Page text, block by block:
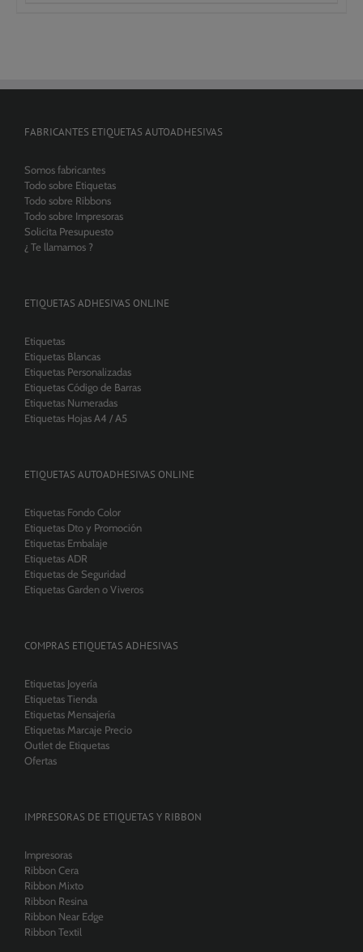
FABRICANTES ETIQUETAS AUTOADHESIVAS
Somos fabricantes
Todo sobre Etiquetas
Todo sobre Ribbons
Todo sobre Impresoras
Solicita Presupuesto
¿ Te llamamos ?
ETIQUETAS ADHESIVAS ONLINE
Etiquetas
Etiquetas Blancas
Etiquetas Personalizadas
Etiquetas Código de Barras
Etiquetas Numeradas
Etiquetas Hojas A4 / A5
ETIQUETAS AUTOADHESIVAS ONLINE
Etiquetas Fondo Color
Etiquetas Dto y Promoción
Etiquetas Embalaje
Etiquetas ADR
Etiquetas de Seguridad
Etiquetas Garden o Viveros
COMPRAS ETIQUETAS ADHESIVAS
Etiquetas Joyería
Etiquetas Tienda
Etiquetas Mensajería
Etiquetas Marcaje Precio
Outlet de Etiquetas
Ofertas
IMPRESORAS DE ETIQUETAS Y RIBBON
Impresoras
Ribbon Cera
Ribbon Mixto
Ribbon Resina
Ribbon Near Edge
Ribbon Textil